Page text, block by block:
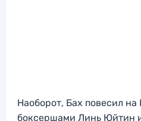
Наоборот, Бах повесил
боксершами Линь Юйтин